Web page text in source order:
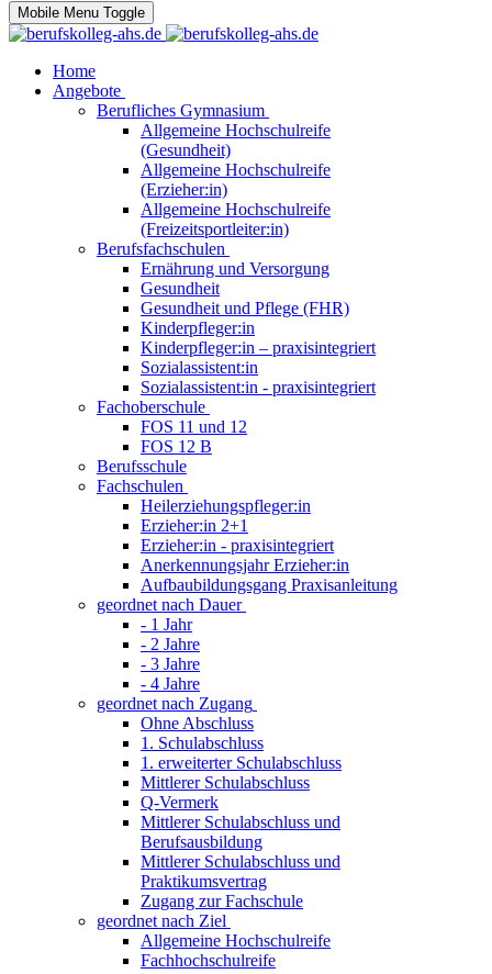
Mobile Menu Toggle
Home
Angebote
Berufliches Gymnasium
Allgemeine Hochschulreife
(Gesundheit)
Allgemeine Hochschulreife
(Erzieher:in)
Allgemeine Hochschulreife
(Freizeitsportleiter:in)
Berufsfachschulen
Ernährung und Versorgung
Gesundheit
Gesundheit und Pflege (FHR)
Kinderpfleger:in
Kinderpfleger:in – praxisintegriert
Sozialassistent:in
Sozialassistent:in - praxisintegriert
Fachoberschule
FOS 11 und 12
FOS 12 B
Berufsschule
Fachschulen
Heilerziehungspfleger:in
Erzieher:in 2+1
Erzieher:in - praxisintegriert
Anerkennungsjahr Erzieher:in
Aufbaubildungsgang Praxisanleitung
geordnet nach Dauer
- 1 Jahr
- 2 Jahre
- 3 Jahre
- 4 Jahre
geordnet nach Zugang
Ohne Abschluss
1. Schulabschluss
1. erweiterter Schulabschluss
Mittlerer Schulabschluss
Q-Vermerk
Mittlerer Schulabschluss und
Berufsausbildung
Mittlerer Schulabschluss und
Praktikumsvertrag
Zugang zur Fachschule
geordnet nach Ziel
Allgemeine Hochschulreife
Fachhochschulreife